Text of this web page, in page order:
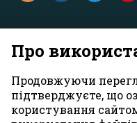
Про
Продовжуючи
підтверджуєте, що
користування